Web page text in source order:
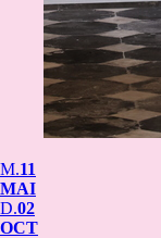
M.11
MAI
D.02
OCT